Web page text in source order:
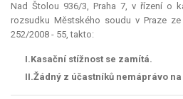
Nad Štolou 936/3, Praha 7, v řízení o
rozsudku Městského soudu v Praze
252/2008 - 55, takto:
I.Kasační stížnost se zamítá.
II.Žádný z účastníků nemáprávo